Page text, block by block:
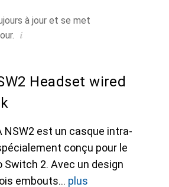
à jour et se met
i
Headset wired
NSW2 est un casque intra-
conçu pour le
2. Avec un design
embouts
plus